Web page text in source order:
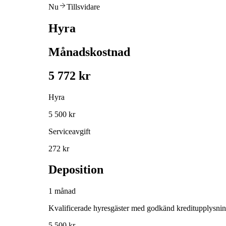
Nu Tillsvidare
Hyra
Månadskostnad
5 772 kr
Hyra
5 500 kr
Serviceavgift
272 kr
Deposition
1 månad
Kvalificerade hyresgäster med godkänd